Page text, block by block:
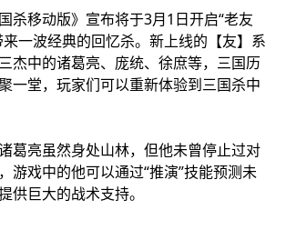
移动版》宣布将于3月1日开启“老友
一波经典的回忆杀。新上线的【友】系
杰中的诸葛亮、庞统、徐庶等，三国历
一堂，玩家们可以重新体验到三国杀中
亮虽然身处山林，但他未曾停止过对
游戏中的他可以通过“推演”技能预测未
供巨大的战术支持。